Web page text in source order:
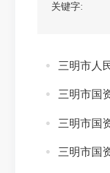
关键字:
三明市人
三明市国
三明市国
三明市国